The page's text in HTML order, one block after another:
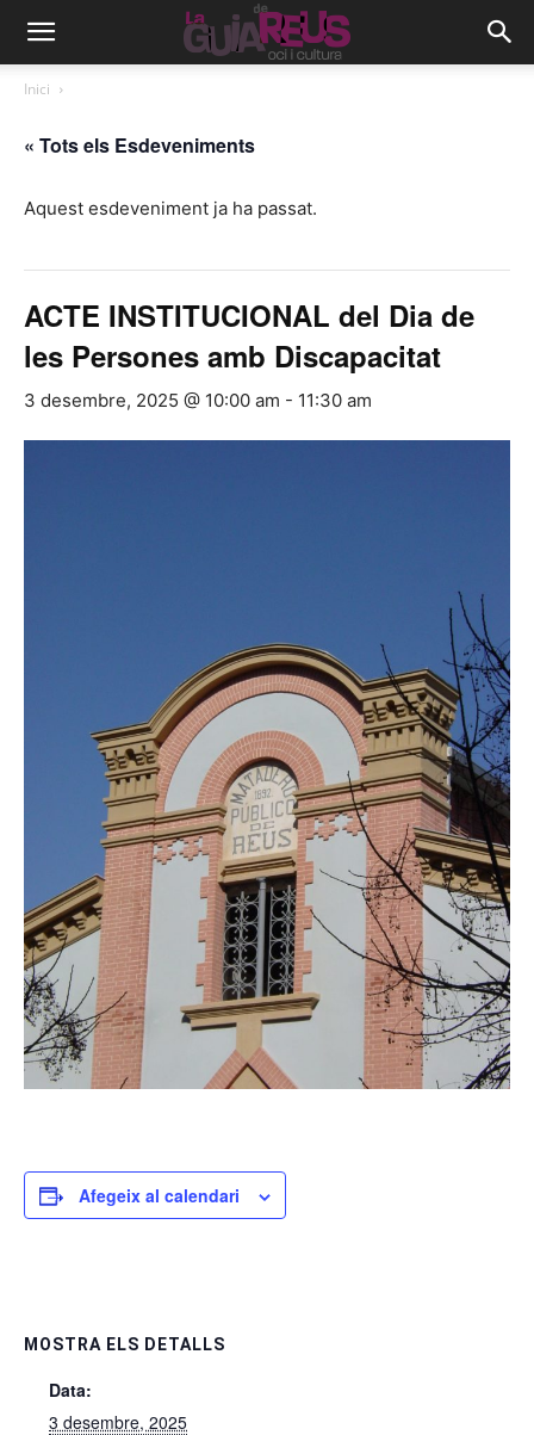
Inici
« Tots els Esdeveniments
Aquest esdeveniment ja ha passat.
ACTE INSTITUCIONAL del Dia de
les Persones amb Discapacitat
3 desembre, 2025 @ 10:00 am - 11:30 am
Afegeix al calendari
MOSTRA ELS DETALLS
Data:
3 desembre, 2025